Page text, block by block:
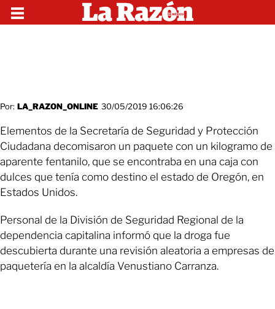
Por: LA_RAZON_ONLINE 30/05/2019 16:06:26
Elementos de la Secretaría de Seguridad y Protección
Ciudadana decomisaron un paquete con un kilogramo de
aparente fentanilo, que se encontraba en una caja con
dulces que tenía como destino el estado de Oregón, en
Estados Unidos.
Personal de la División de Seguridad Regional de la
dependencia capitalina informó que la droga fue
descubierta durante una revisión aleatoria a empresas de
paquetería en la alcaldía Venustiano Carranza.